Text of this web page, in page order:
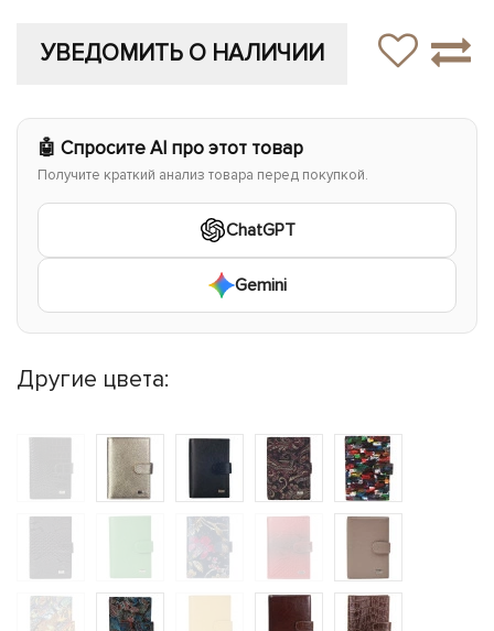
УВЕДОМИТЬ О НАЛИЧИИ
🤖 Спросите AI про этот товар
Получите краткий анализ товара перед покупкой.
ChatGPT
Gemini
Другие цвета: